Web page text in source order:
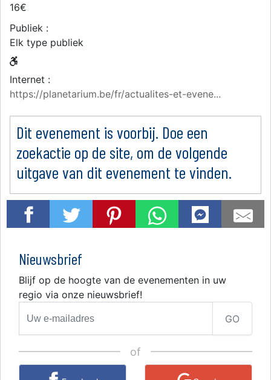
16€
Publiek :
Elk type publiek
Internet :
https://planetarium.be/fr/actualites-et-evene...
Dit evenement is voorbij. Doe een
zoekactie op de site, om de volgende
uitgave van dit evenement te vinden.
Nieuwsbrief
Blijf op de hoogte van de evenementen in uw
regio via onze nieuwsbrief!
GO
of